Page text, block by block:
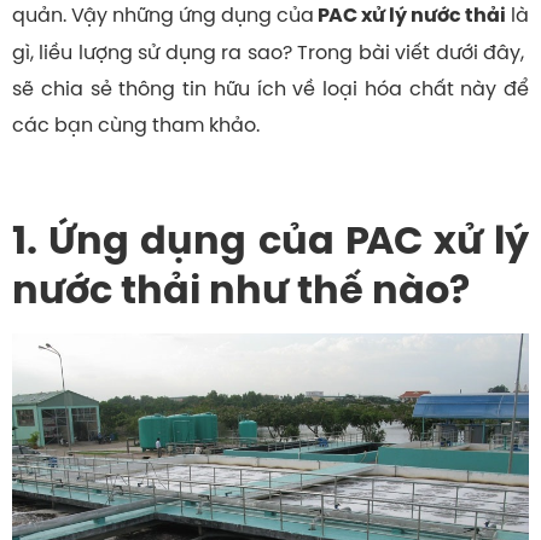
quản. Vậy những ứng dụng của PAC xử lý nước thải là
gì, liều lượng sử dụng ra sao? Trong bài viết dưới đây,
sẽ chia sẻ thông tin hữu ích về loại hóa chất này để
các bạn cùng tham khảo.
1. Ứng dụng của PAC xử lý
nước thải như thế nào?